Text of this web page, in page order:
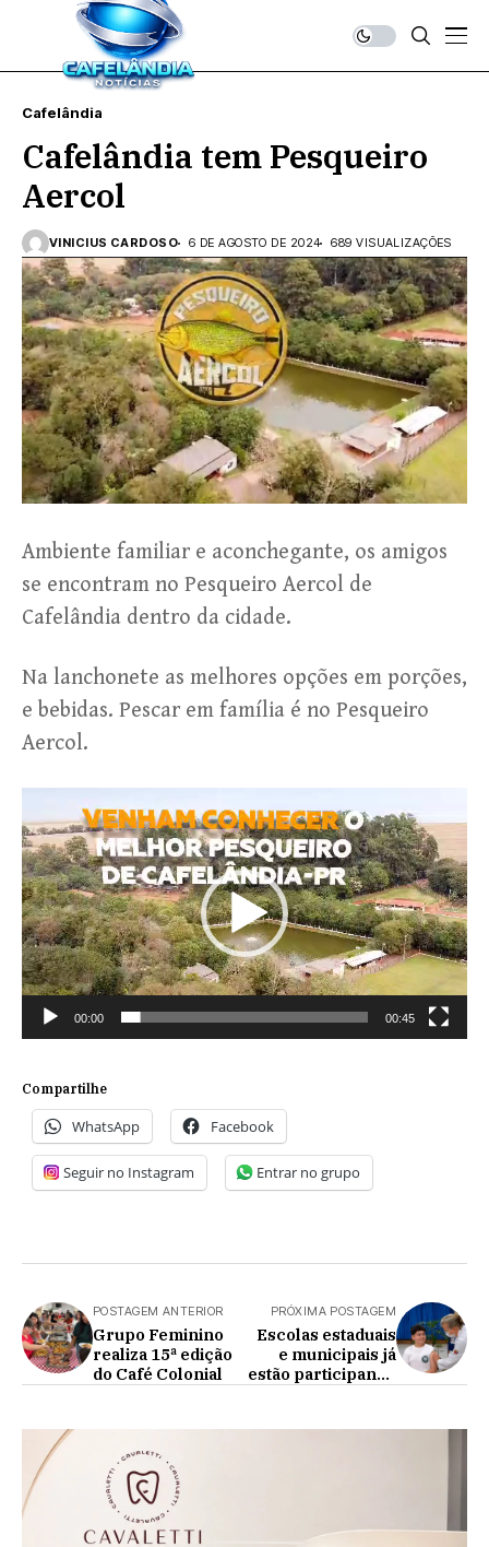
Cafelândia
Cafelândia tem Pesqueiro
Aercol
VINICIUS CARDOSO 6 DE AGOSTO DE 2024 689 VISUALIZAÇÕES
Ambiente familiar e aconchegante, os amigos
se encontram no Pesqueiro Aercol de
Cafelândia dentro da cidade.
Na lanchonete as melhores opções em porções,
e bebidas. Pescar em família é no Pesqueiro
Aercol.
Tocador
de
vídeo
00:00 00:45
Compartilhe
WhatsApp Facebook
Seguir no Instagram Entrar no grupo
POSTAGEM ANTERIOR
Grupo Feminino
realiza 15ª edição
do Café Colonial
PRÓXIMA POSTAGEM
Escolas estaduais
e municipais já
estão participando
vacinação